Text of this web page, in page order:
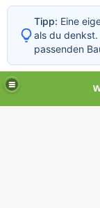
Tipp: Eine
als du
passenden